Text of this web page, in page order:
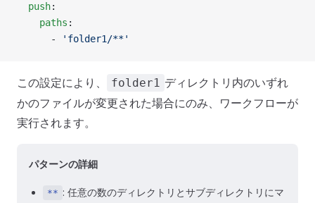
  push
:
    paths
:
      -
'folder1/**'
この設定により、 folder1 ディレクトリ内のいずれ
かのファイルが変更された場合にのみ、ワークフローが
実行されます。
パターンの詳細
** : 任意の数のディレクトリとサブディレクトリにマ